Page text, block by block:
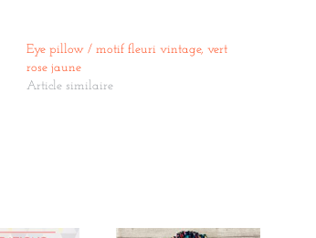
Eye pillow / motif fleuri vintage, vert
rose jaune
Article similaire